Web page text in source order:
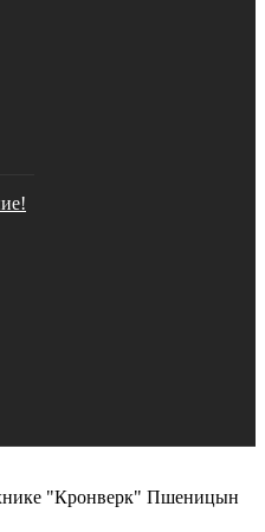
"Кронверк" Пшеницын